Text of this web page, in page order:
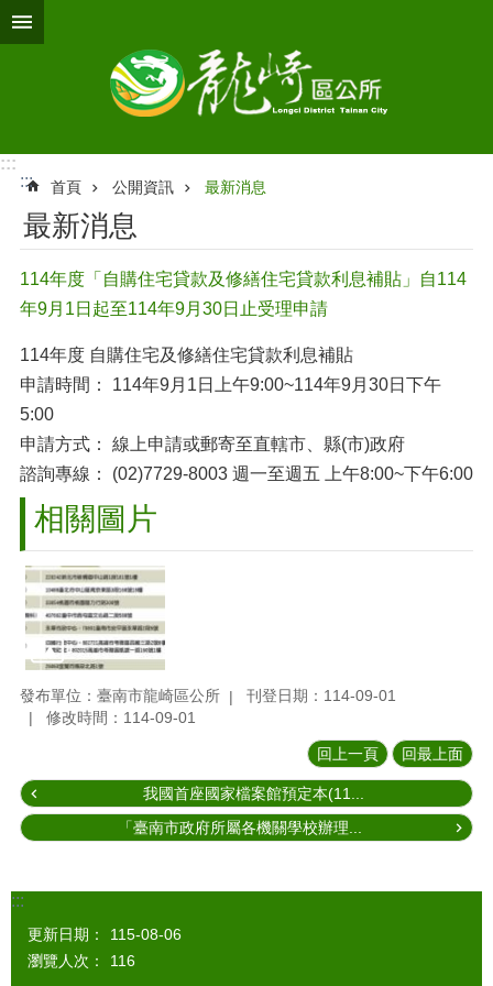
跳到主要內容區塊
:::
:::
首頁 公開資訊 最新消息
最新消息
114年度「自購住宅貸款及修繕住宅貸款利息補貼」自114
年9月1日起至114年9月30日止受理申請
114年度 自購住宅及修繕住宅貸款利息補貼
申請時間： 114年9月1日上午9:00~114年9月30日下午
5:00
申請方式： 線上申請或郵寄至直轄市、縣(市)政府
諮詢專線： (02)7729-8003 週一至週五 上午8:00~下午6:00
相關圖片
發布單位：臺南市龍崎區公所
刊登日期：114-09-01
修改時間：114-09-01
回上一頁 回最上面
我國首座國家檔案館預定本(11...
「臺南市政府所屬各機關學校辦理...
:::
更新日期：
115-08-06
瀏覽人次：
116